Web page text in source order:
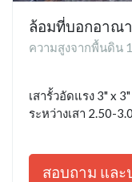
ล้อมที่บอกอาณ
ความสูงจากพื้นดิน
เสารั้วอัดแรง 3" x
ระหว่างเสา 2.50-
สอบถาม และ